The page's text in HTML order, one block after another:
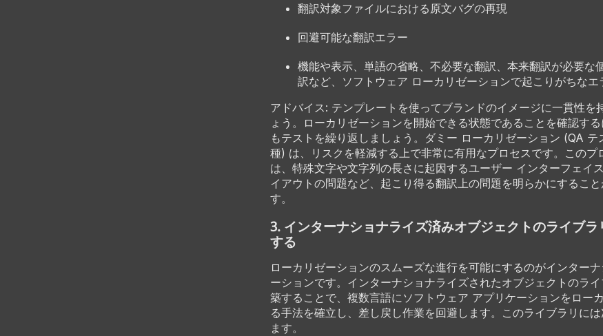
翻訳対象ファイルにおける原文バグの再現
回避可能な翻訳エラー
機能や表示、単語の省略、不必要な翻訳、本来翻訳が必要な
訳など、ソフトウェア ローカリゼーションで起こりがちなエ
アドバイス: テンプレートを使ってブランドのイメージに一貫性を
ょう。ローカリゼーションを開始できる状態であることを確認す
もテストを繰り返しましょう。ダミー ローカリゼーション (QA テ
種) は、リスクを軽減する上で非常に有用なプロセスです。このプ
は、特殊文字や文字列の長さに起因するユーザー インターフェイ
イアウトの問題など、起こり得る翻訳上の問題を明らかにすること
す。
3. インターナショナライズ済みオブジェクトのライブラ
する
ローカリゼーションのスムーズな進行を可能にするのがインター
ーションです。インターナショナライズされたオブジェクトのラ
築することで、複数言語にソフトウェア アプリケーションをロー
る手法を確立し、差し戻し作業を回避します。このライブラリに
ます。